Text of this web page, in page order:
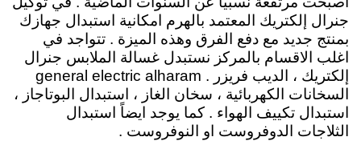
جنرال إلكتريك المعتمد بالهرم امكانية استبدال جهازك
بمنتج جديد مع دفع الفرق وهذه الميزة . تتواجد في
اغلب الاقسام بالمركز نستبدل غسالة الملابس جنرال
إلكتريك ، الديب فريزر . general electric alharam
السخانات الكهربائية ، سخان الغاز ، استبدال البوتاجاز ،
استبدال تكييف الهواء . كما يوجد ايضاً استبدال
الثلاجات الدوفروست او النوفروست .